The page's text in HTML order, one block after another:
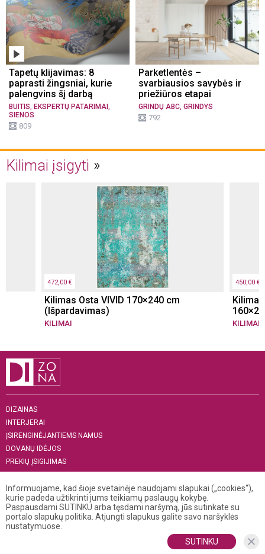
Tapetų klijavimas: 8
paprasti žingsniai, kurie
palengvins šį darbą
BUITIS EKSPERTŲ PATARIMAI
SIENOS
809
Parketlentės –
svarbiausios savybės ir
priežiūros etapai
GRINDŲ ABC GRINDYS
792
Kilimai įsigyti
472,00 €
Kilimas Osta VIVID 170×240 cm
(Išpardavimas)
KILIMAI
450,00 €
KILIMAI
DIZAINAS
INTERJERAI
ĮSIRENGINĖJANTIEMS NAMUS
DOVANŲ IDĖJOS
PREKIŲ ĮSIGIJIMAS
„MENAS INTERJERUI 2019“
+370 521 04 141
info@dizona.lt
Kopijuoti, dauginti bei platinti puslapio turinį galima tik gavus raštišką
Informuojame, kad šioje svetainėje naudojami slapukai („cookies“),
kurie padeda užtikrinti jums teikiamų paslaugų kokybę.
Paspausdami SUTINKU arba tęsdami naršymą, jūs sutinkate su
portalo slapukų politika. Atjungti slapukus galite savo naršyklės
nustatymuose.
SUTINKU